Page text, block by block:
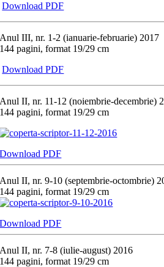
Download PDF
Anul III, nr. 1-2 (ianuarie-februarie) 2017
144 pagini, format 19/29 cm
Download PDF
Anul II, nr. 11-12 (noiembrie-decembrie)
144 pagini, format 19/29 cm
Download PDF
Anul II, nr. 9-10 (septembrie-octombrie)
144 pagini, format 19/29 cm
Download PDF
Anul II, nr. 7-8 (iulie-august) 2016
144 pagini, format 19/29 cm